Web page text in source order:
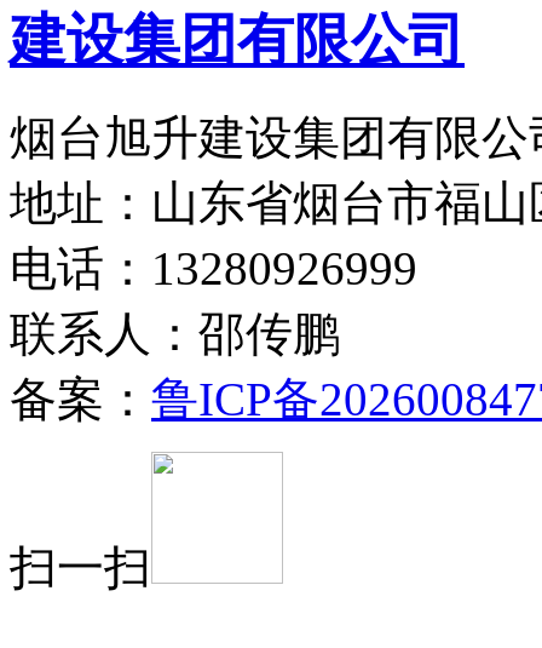
烟台旭升建设集团有限
地址：山东省烟台市福
电话：13280926999
联系人：邵传鹏
备案： 鲁ICP备
扫一扫